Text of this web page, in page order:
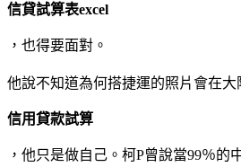
信貸試算表excel
，也得要面對。
他說不知道為何搭捷運的照片會在大
信用貸款試算
，他只是做自己。柯P曾說當99％的